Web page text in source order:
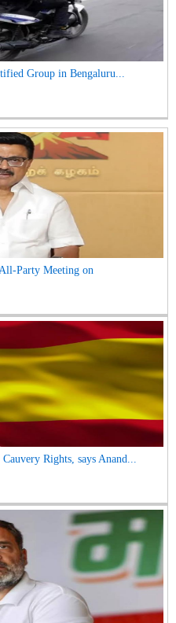
Group in Bengaluru...
Party Meeting on
Rights, says Anand...